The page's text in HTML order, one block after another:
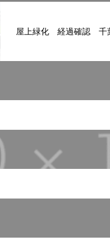
屋上緑化 経過確認 千